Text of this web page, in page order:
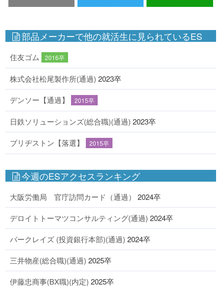
部品メーカーで他の就活生に見られているES
住友ゴム 2016卒
株式会社松尾製作所(通過) 2023卒
デンソー【通過】 2015卒
日鉄ソリューションズ(総合職)(通過) 2023卒
ブリヂストン【落選】 2015卒
今週のESアクセスランキング
大阪労働局 官庁訪問カード（通過） 2024卒
デロイトトーマツコンサルティング(通過) 2024卒
バークレイズ (投資銀行本部)(通過) 2024卒
三井物産(総合職)(通過) 2025卒
伊藤忠商事(BX職)(内定) 2025卒